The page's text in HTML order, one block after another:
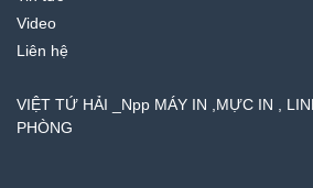
Video
Liên hệ
VIỆT TỨ HẢI _Npp MÁY IN ,MỰC IN ,
PHÒNG